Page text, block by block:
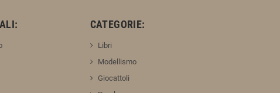
CATEGORIE:
Libri
Modellismo
Giocattoli